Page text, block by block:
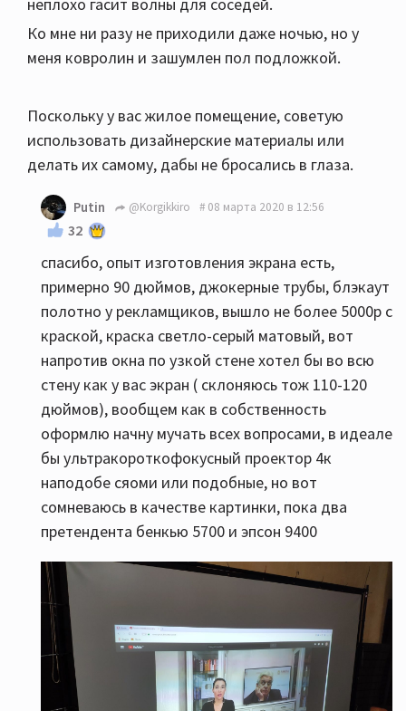
Ко мне ни разу не приходили даже ночью, но у
меня ковролин и зашумлен пол подложкой.
Поскольку у вас жилое помещение, советую
использовать дизайнерские материалы или
делать их самому, дабы не бросались в глаза.
Putin @Korgikkiro 08 марта 2020 в 12:56
32
спасибо, опыт изготовления экрана есть,
примерно 90 дюймов, джокерные трубы, блэкаут
полотно у рекламщиков, вышло не более 5000р с
краской, краска светло-серый матовый, вот
напротив окна по узкой стене хотел бы во всю
стену как у вас экран ( склоняюсь тож 110-120
дюймов), вообщем как в собственность
оформлю начну мучать всех вопросами, в идеале
бы ультракороткофокусный проектор 4к
наподобе сяоми или подобные, но вот
сомневаюсь в качестве картинки, пока два
претендента бенкью 5700 и эпсон 9400